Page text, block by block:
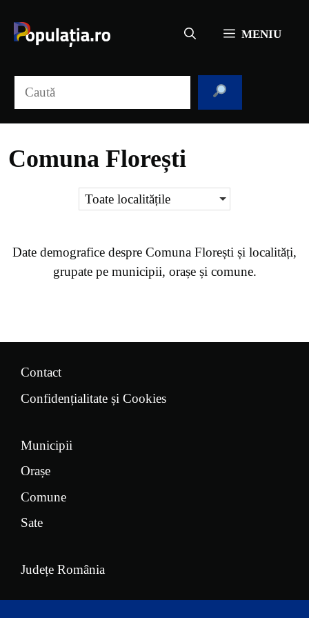
conținut
MENIU
Comuna Florești
Toate localitățile
Date demografice despre Comuna Florești și localități,
grupate pe municipii, orașe și comune.
Contact
Confidențialitate și Cookies
Municipii
Orașe
Comune
Sate
Județe România